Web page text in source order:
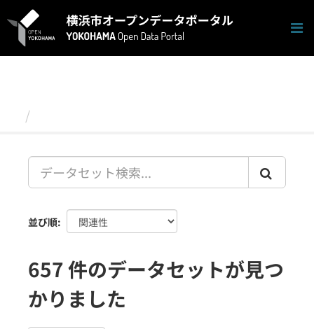
キ
並び順
657 件のデータセットが見つ
かりました